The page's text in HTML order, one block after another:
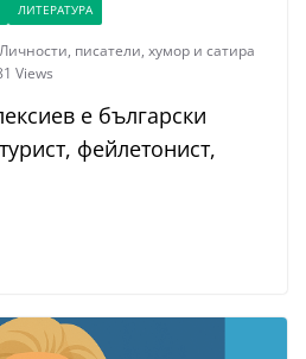
ЛИТЕРАТУРА
Личности, писатели, хумор и сатира
Views
е български
фейлетонист,